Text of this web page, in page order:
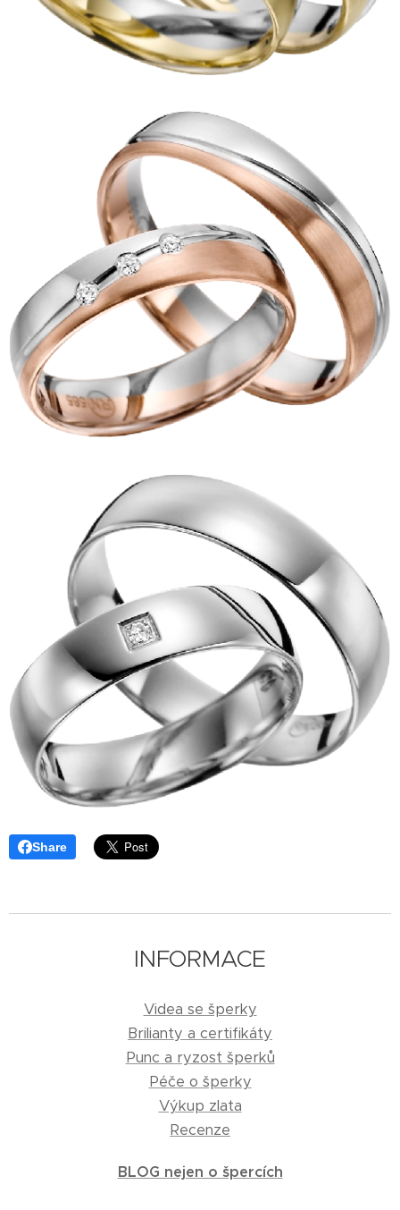
Share
INFORMACE
Videa se šperky
Brilianty a certifikáty
Punc a ryzost šperků
Péče o šperky
Výkup zlata
Recenze
BLOG nejen o špercích